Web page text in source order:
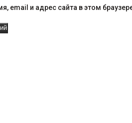
email и адрес сайта в этом